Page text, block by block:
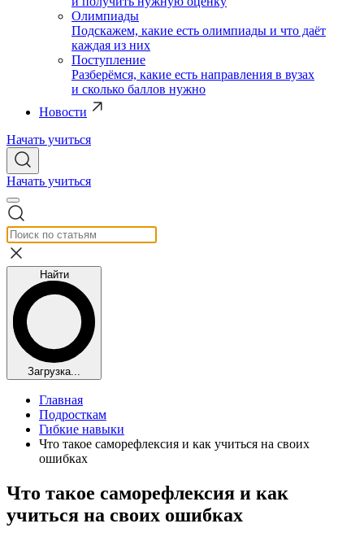
Олимпиады
Подскажем, какие есть олимпиады и что даёт
каждая из них
Поступление
Разберёмся, какие есть направления в вузах
и сколько баллов нужно
Новости
Начать учиться
Начать учиться
Найти
Загрузка...
Главная
Подросткам
Гибкие навыки
Что такое саморефлексия и как учиться на своих
ошибках
Что такое саморефлексия и как
учиться на своих ошибках